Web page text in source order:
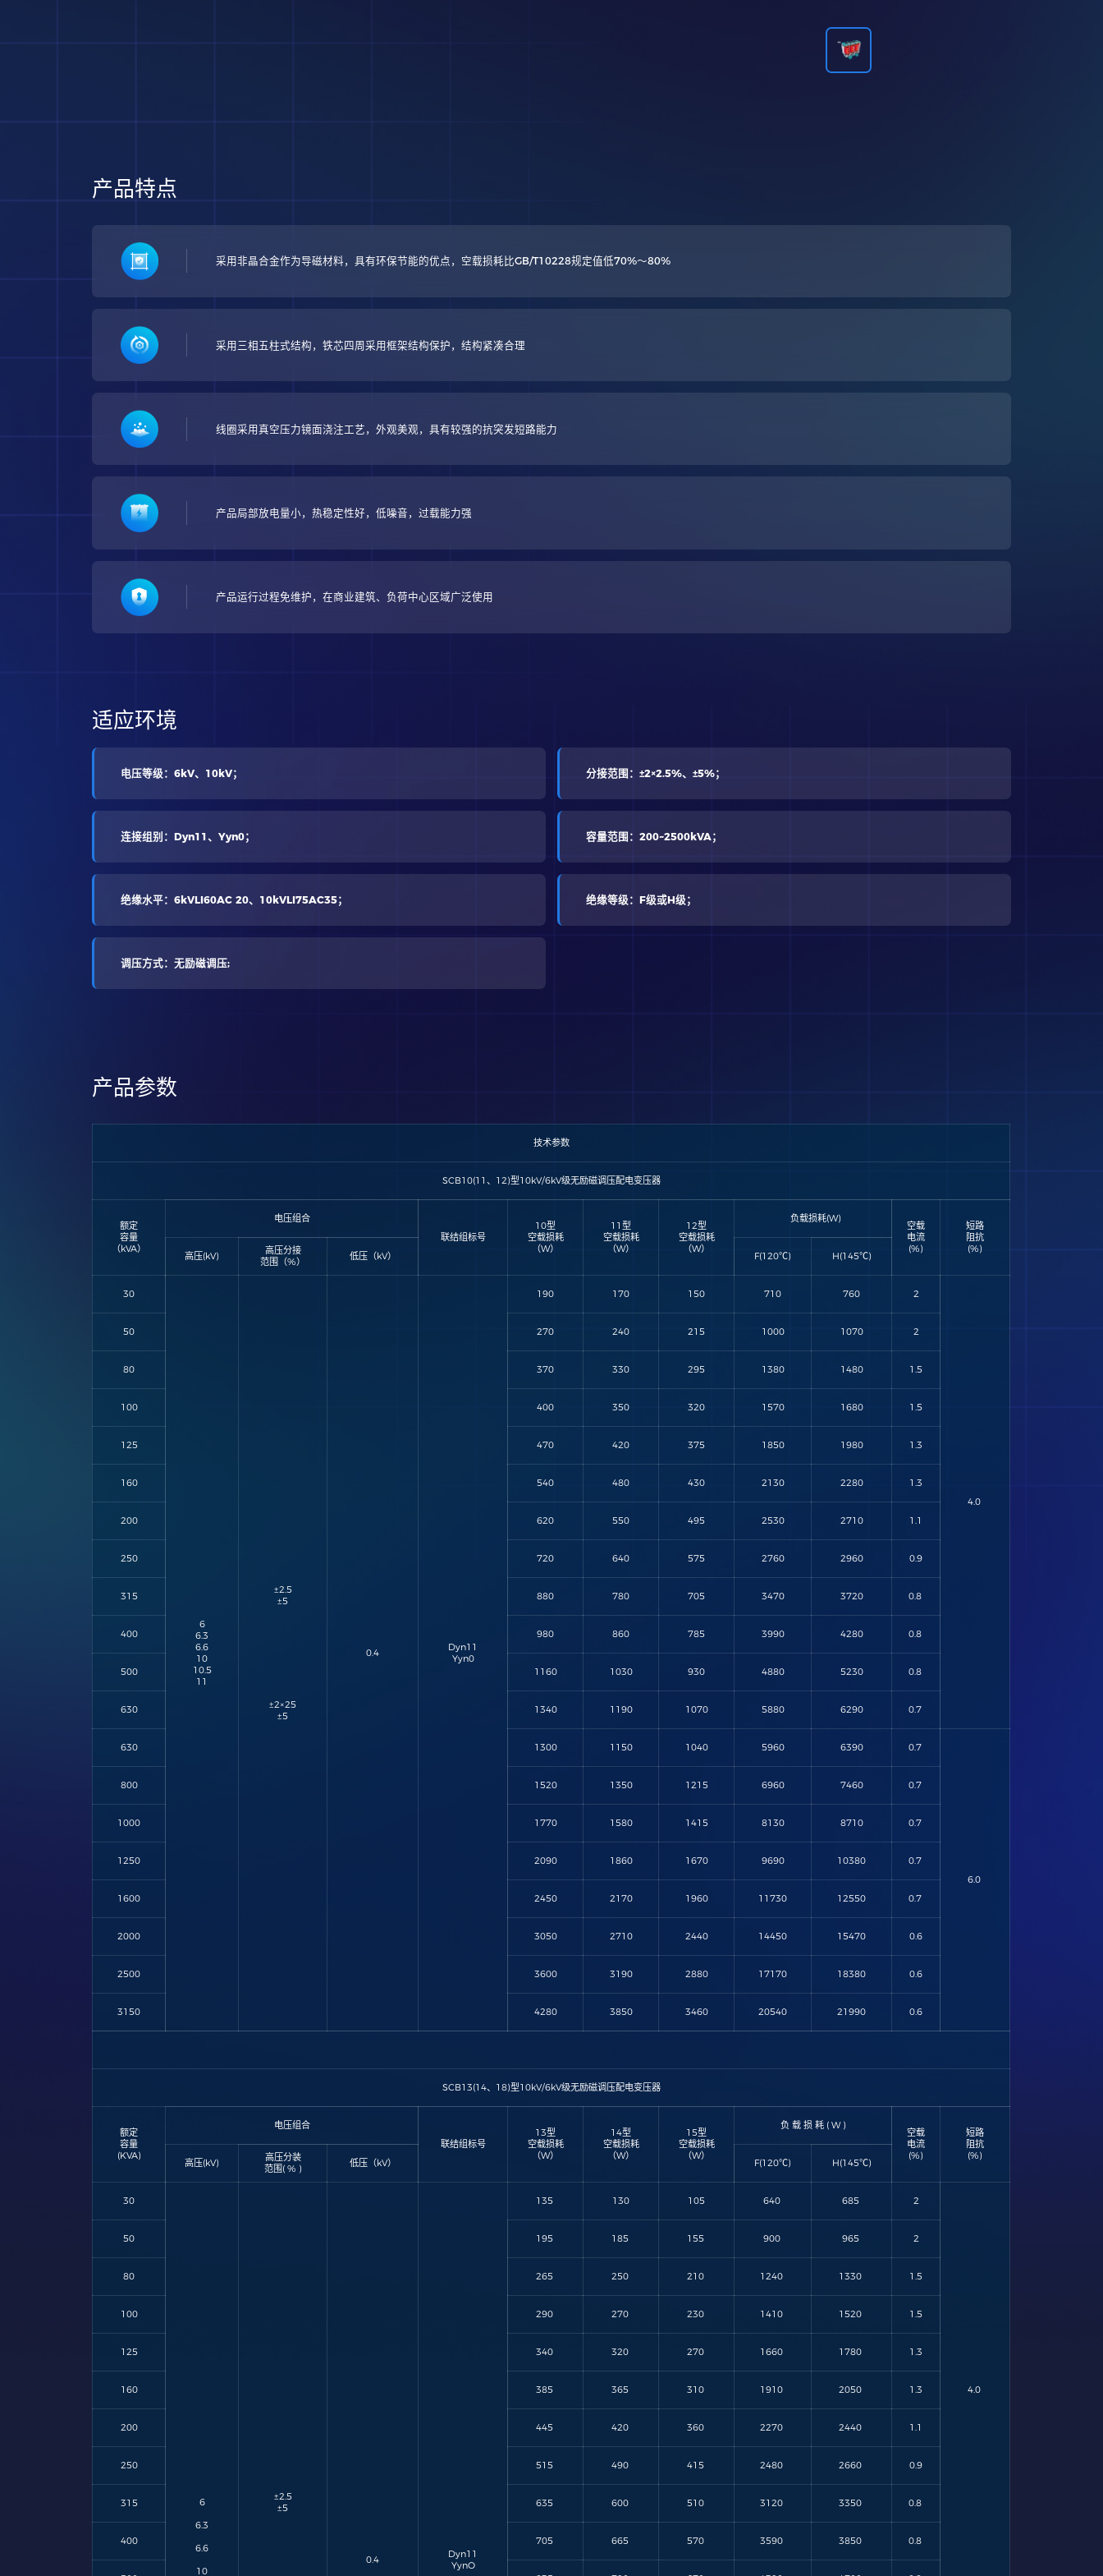
产品特点
采用非晶合金作为导磁材料，具有环保节能的优点，空载损耗比GB/T10228规定值低70%～80%
采用三相五柱式结构，铁芯四周采用框架结构保护，结构紧凑合理
线圈采用真空压力镜面浇注工艺，外观美观，具有较强的抗突发短路能力
产品局部放电量小，热稳定性好，低噪音，过载能力强
产品运行过程免维护，在商业建筑、负荷中心区域广泛使用
适应环境
电压等级：6kV、10kV； 分接范围：±2×2.5%、±5%；
连接组别：Dyn11、Yyn0； 容量范围：200~2500kVA；
绝缘水平：6kVLI60AC 20、10kVLI75AC35； 绝缘等级：F级或H级；
调压方式：无励磁调压;
产品参数
技术参数
SCB10(11、12)型10kV/6kV级无励磁调压配电变压器
额定
容量
（kVA）
电压组合
联结组标号
10型
空载损耗
（W）
11型
空载损耗
（W）
12型
空载损耗
（W）
负载损耗(W)
空载
电流
(%)
短路
阻抗
(%)
高压(kV)
高压分接
范围（%）
低压（kV） F(120℃) H(145℃)
30
6
6.3
6.6
10
10.5
11
±2.5
±5
±2×25
±5
0.4
Dyn11
Yyn0
190 170 150 710 760 2
4.0
50 270 240 215 1000 1070 2
80 370 330 295 1380 1480 1.5
100 400 350 320 1570 1680 1.5
125 470 420 375 1850 1980 1.3
160 540 480 430 2130 2280 1.3
200 620 550 495 2530 2710 1.1
250 720 640 575 2760 2960 0.9
315 880 780 705 3470 3720 0.8
400 980 860 785 3990 4280 0.8
500 1160 1030 930 4880 5230 0.8
630 1340 1190 1070 5880 6290 0.7
630 1300 1150 1040 5960 6390 0.7
6.0
800 1520 1350 1215 6960 7460 0.7
1000 1770 1580 1415 8130 8710 0.7
1250 2090 1860 1670 9690 10380 0.7
1600 2450 2170 1960 11730 12550 0.7
2000 3050 2710 2440 14450 15470 0.6
2500 3600 3190 2880 17170 18380 0.6
3150 4280 3850 3460 20540 21990 0.6
SCB13(14、18)型10kV/6kV级无励磁调压配电变压器
额定
容量
(KVA)
电压组合
联结组标号
13型
空载损耗
（W）
14型
空载损耗
（W）
15型
空载损耗
（W）
负 载 损 耗 ( W )
空载
电流
(%)
短路
阻抗
(%)
高压(kV)
高压分装
范围( % )
低压（kV） F(120℃) H(145℃)
30
6
6.3
6.6
10
±2.5
±5
0.4
Dyn11
YynO
135 130 105 640 685 2
4.0
50 195 185 155 900 965 2
80 265 250 210 1240 1330 1.5
100 290 270 230 1410 1520 1.5
125 340 320 270 1660 1780 1.3
160 385 365 310 1910 2050 1.3
200 445 420 360 2270 2440 1.1
250 515 490 415 2480 2660 0.9
315 635 600 510 3120 3350 0.8
400 705 665 570 3590 3850 0.8